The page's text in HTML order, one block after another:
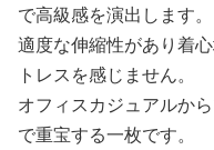
で高級感を演出します。
適度な伸縮性があり着
トレスを感じません。
オフィスカジュアルか
で重宝する一枚です。